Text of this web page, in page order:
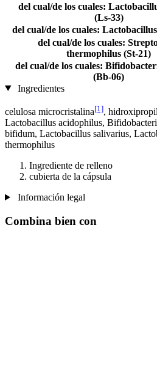
del cual/de los cuales:
(Ls-33)
del cual/de los cuales:
del cual/de los cuales:
thermophilus (St-21)
del cual/de los cuales:
(Bb-06)
Ingredientes
celulosa microcristalina[1],
Lactobacillus acidophilus,
bifidum, Lactobacillus salivarius,
thermophilus
Ingrediente de relleno
cubierta de la cápsula
Información legal
Combina bien con